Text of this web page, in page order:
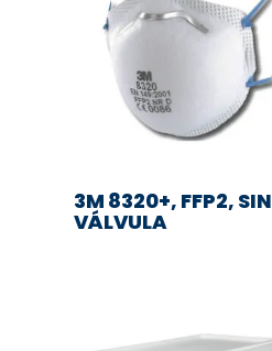
3M 8320+, FFP2, SIN
VÁLVULA